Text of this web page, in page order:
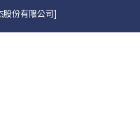
份有限公司]